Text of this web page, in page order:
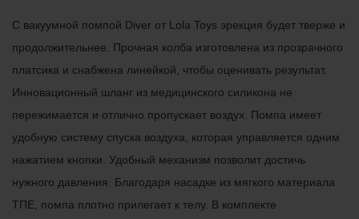
С вакуумной помпой Diver от Lola Toys эрекция будет тверже и
продолжительнее. Прочная колба изготовлена из прозрачного
платсика и снабжена линейкой, чтобы оценивать результат.
Инновационный шланг из медицинского силикона не
пережимается и отлично пропускает воздух. Помпа имеет
удобную систему спуска воздуха, которая управляется одним
нажатием кнопки. Удобный механизм позволит достичь
нужного давления. Благодаря насадке из мягкого материала
ТПЕ, помпа плотно прилегает к телу. В комплекте